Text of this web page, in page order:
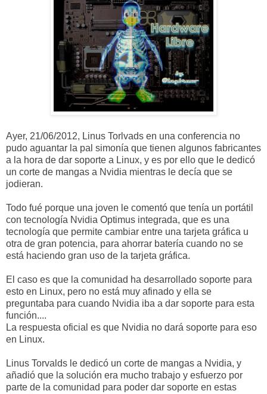
Ayer, 21/06/2012, Linus Torlvads en una conferencia no
pudo aguantar la pal simonía que tienen algunos fabricantes
a la hora de dar soporte a Linux, y es por ello que le dedicó
un corte de mangas a Nvidia mientras le decía que se
jodieran.
Todo fué porque una joven le comentó que tenía un portátil
con tecnología Nvidia Optimus integrada, que es una
tecnología que permite cambiar entre una tarjeta gráfica u
otra de gran potencia, para ahorrar batería cuando no se
está haciendo gran uso de la tarjeta gráfica.
El caso es que la comunidad ha desarrollado soporte para
esto en Linux, pero no está muy afinado y ella se
preguntaba para cuando Nvidia iba a dar soporte para esta
función....
La respuesta oficial es que Nvidia no dará soporte para eso
en Linux.
Linus Torvalds le dedicó un corte de mangas a Nvidia, y
añadió que la solución era mucho trabajo y esfuerzo por
parte de la comunidad para poder dar soporte en estas